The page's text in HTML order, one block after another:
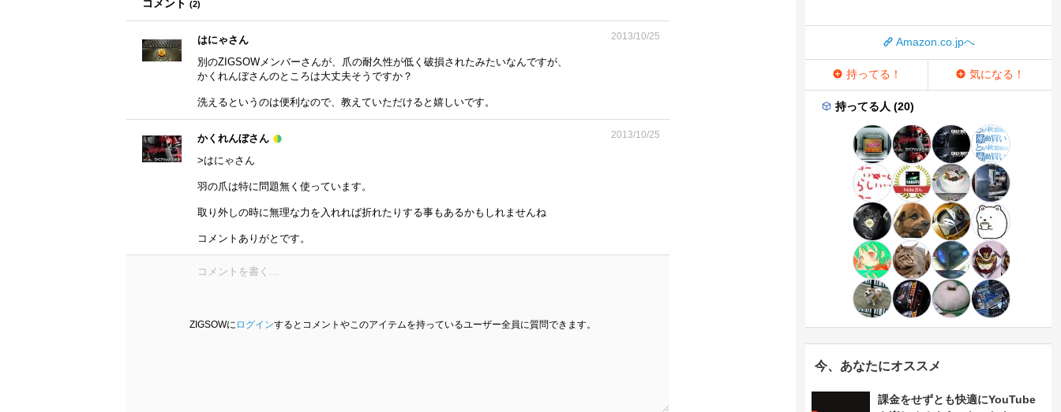
コメント (2)
はにゃさん 2013/10/25
別のZIGSOWメンバーさんが、爪の耐久性が低く破損されたみたいなんですが、
かくれんぼさんのところは大丈夫そうですか？
洗えるというのは便利なので、教えていただけると嬉しいです。
かくれんぼさん 2013/10/25
>はにゃさん
羽の爪は特に問題無く使っています。
取り外しの時に無理な力を入れれば折れたりする事もあるかもしれませんね
コメントありがとです。
ZIGSOWに ログインするとコメントやこのアイテムを持っているユーザー全員に質問できます。
Amazon.co.jpへ
持ってる！ 気になる！
持ってる人 (20)
今、あなたにオススメ
課金をせずとも快適にYouTube